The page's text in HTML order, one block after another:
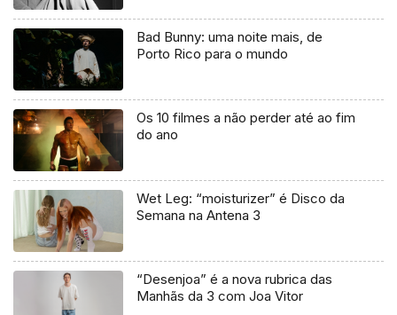
Bad Bunny: uma noite mais, de
Porto Rico para o mundo
Os 10 filmes a não perder até ao fim
do ano
Wet Leg: “moisturizer” é Disco da
Semana na Antena 3
“Desenjoa” é a nova rubrica das
Manhãs da 3 com Joa Vitor